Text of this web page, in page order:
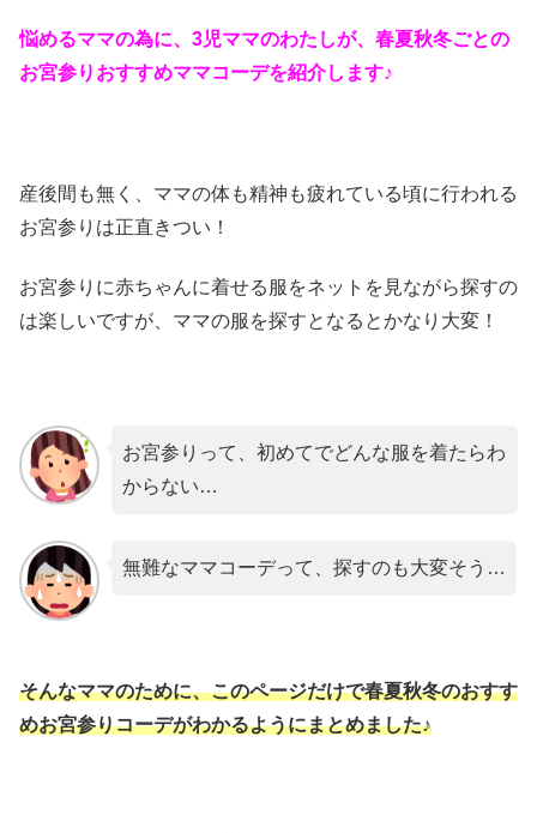
悩めるママの為に、3児ママのわたしが、春夏秋冬ごとの
お宮参りおすすめママコーデを紹介します♪
産後間も無く、ママの体も精神も疲れている頃に行われる
お宮参りは正直きつい！
お宮参りに赤ちゃんに着せる服をネットを見ながら探すの
は楽しいですが、ママの服を探すとなるとかなり大変！
お宮参りって、初めてでどんな服を着たらわ
からない…
無難なママコーデって、探すのも大変そう…
そんなママのために、このページだけで春夏秋冬のおすす
めお宮参りコーデがわかるようにまとめました♪